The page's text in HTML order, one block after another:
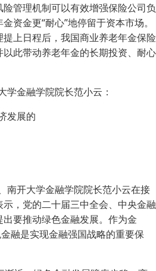
管理机制可以有效增强保险公司负
资金更“耐心”地停留于资本市场。
上日程后，我国商业养老年金保险
此带动养老年金的长期投资、耐心
学金融学院院长范小云：
发展的
南开大学金融学院院长范小云在接
，党的二十届三中全会、中央金融
要推动绿色金融发展。作为金
融是实现金融强国战略的重要保